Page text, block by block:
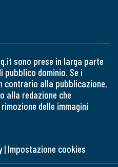
sono prese in larga parte
pubblico dominio. Se i
contrario alla pubblicazione,
alla redazione che
delle immagini
| Impostazione cookies